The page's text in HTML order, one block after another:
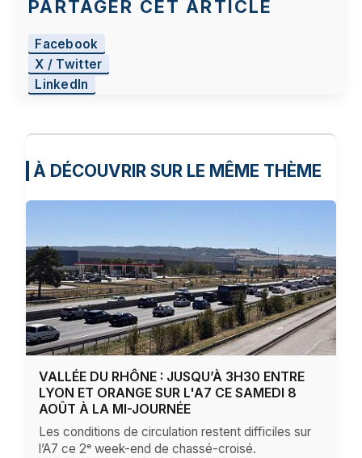
PARTAGER CET ARTICLE
Facebook
X / Twitter
LinkedIn
À DÉCOUVRIR SUR LE MÊME THÈME
VALLÉE DU RHÔNE : JUSQU’À 3H30 ENTRE
LYON ET ORANGE SUR L'A7 CE SAMEDI 8
AOÛT À LA MI-JOURNÉE
Les conditions de circulation restent difficiles sur
l’A7 ce 2ᵉ week-end de chassé-croisé.